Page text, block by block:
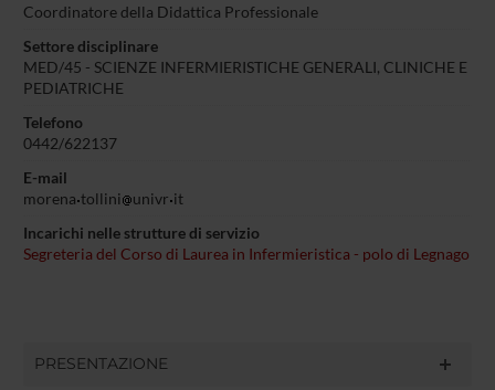
Coordinatore della Didattica Professionale
Settore disciplinare
MED/45 - SCIENZE INFERMIERISTICHE GENERALI, CLINICHE E
PEDIATRICHE
Telefono
0442/622137
E-mail
morena tollini univr it
Incarichi nelle strutture di servizio
Segreteria del Corso di Laurea in Infermieristica - polo di Legnago
PRESENTAZIONE